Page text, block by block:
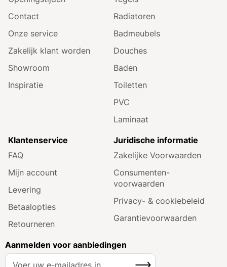
Contact
Onze service
Zakelijk klant worden
Showroom
Inspiratie
Radiatoren
Badmeubels
Douches
Baden
Toiletten
PVC
Laminaat
Klantenservice
FAQ
Mijn account
Levering
Betaalopties
Retourneren
Juridische informatie
Zakelijke Voorwaarden
Consumenten­
voorwaarden
Privacy- & cookiebeleid
Garantie­voorwaarden
Aanmelden voor aanbiedingen
A
Inschrijven